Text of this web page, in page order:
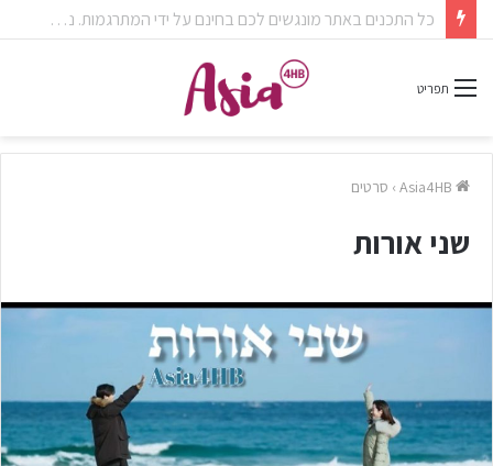
צפיתם בדרמה או סרט ונהניתם? אל תשכחו לפרגן בתגובות.
תפריט
› סרטים
שני אורות